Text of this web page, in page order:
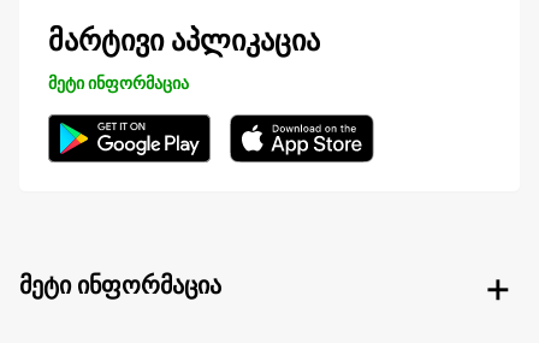
მარტივი აპლიკაცია
მეტი ინფორმაცია
მეტი ინფორმაცია